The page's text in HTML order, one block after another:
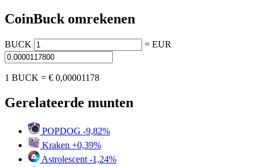
CoinBuck omrekenen
BUCK = EUR
1 BUCK = € 0,00001178
Gerelateerde munten
POPDOG -9,82%
Kraken +0,39%
Astrolescent -1,24%